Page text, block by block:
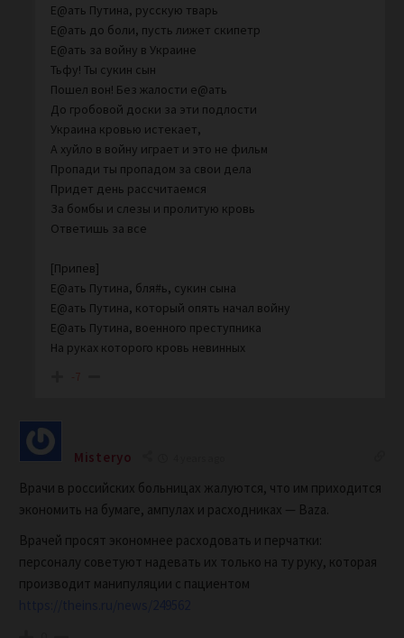
Е@ать Путина, русскую тварь
Е@ать до боли, пусть лижет скипетр
Е@ать за войну в Украине
Тьфу! Ты сукин сын
Пошел вон! Без жалости е@ать
До гробовой доски за эти подлости
Украина кровью истекает,
А хуйло в войну играет и это не фильм
Пропади ты пропадом за свои дела
Придет день рассчитаемся
За бомбы и слезы и пролитую кровь
Ответишь за все
[Припев]
Е@ать Путина, бля#ь, сукин сына
Е@ать Путина, который опять начал войну
Е@ать Путина, военного преступника
На руках которого кровь невинных
-7
Misteryo
Врачи в российских больницах жалуются, что им приходится
экономить на бумаге, ампулах и расходниках — Baza.
Врачей просят экономнее расходовать и перчатки:
персоналу советуют надевать их только на ту руку, которая
производит манипуляции с пациентом